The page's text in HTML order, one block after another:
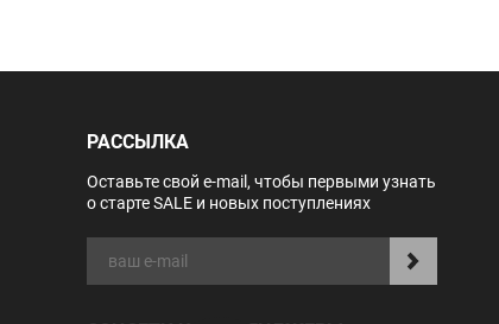
РАССЫЛКА
Оставьте свой e-mail, чтобы первыми узнать
о старте SALE и новых поступлениях